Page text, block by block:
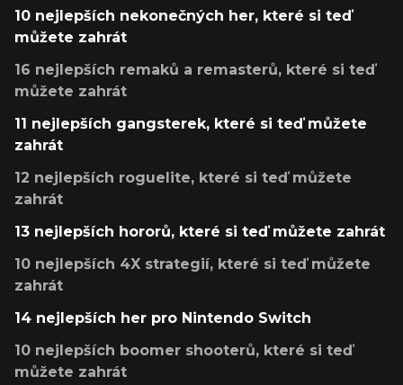
10 nejlepších nekonečných her, které si teď
můžete zahrát
16 nejlepších remaků a remasterů, které si teď
můžete zahrát
11 nejlepších gangsterek, které si teď můžete
zahrát
12 nejlepších roguelite, které si teď můžete
zahrát
13 nejlepších hororů, které si teď můžete zahrát
10 nejlepších 4X strategií, které si teď můžete
zahrát
14 nejlepších her pro Nintendo Switch
10 nejlepších boomer shooterů, které si teď
můžete zahrát